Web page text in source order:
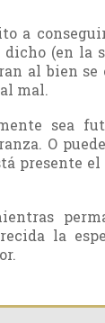
a
(en la
al bien se
mal.
sea
O
presente
la